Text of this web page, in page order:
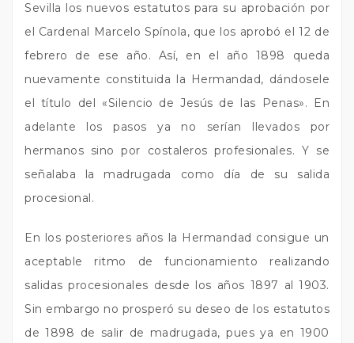
Sevilla los nuevos estatutos para su aprobación por
el Cardenal Marcelo Spínola, que los aprobó el 12 de
febrero de ese año. Así, en el año 1898 queda
nuevamente constituida la Hermandad, dándosele
el título del «Silencio de Jesús de las Penas». En
adelante los pasos ya no serían llevados por
hermanos sino por costaleros profesionales. Y se
señalaba la madrugada como día de su salida
procesional.
En los posteriores años la Hermandad consigue un
aceptable ritmo de funcionamiento realizando
salidas procesionales desde los años 1897 al 1903.
Sin embargo no prosperó su deseo de los estatutos
de 1898 de salir de madrugada, pues ya en 1900